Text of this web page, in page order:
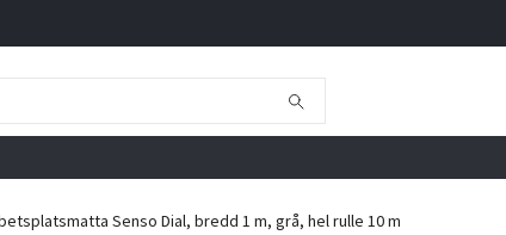
Senso Dial, bredd 1 m, grå, hel rulle 10 m